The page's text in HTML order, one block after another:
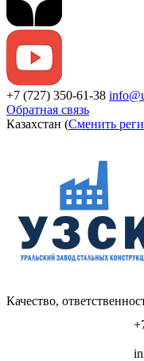
+7 (727) 350-61-38
Обратная связь
Казахстан (Сменить
УЗСК
Качество,